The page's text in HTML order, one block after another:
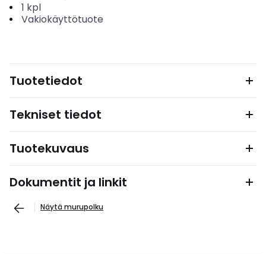
1 kpl
Vakiokäyttötuote
Tuotetiedot
Tekniset tiedot
Tuotekuvaus
Dokumentit ja linkit
Näytä murupolku